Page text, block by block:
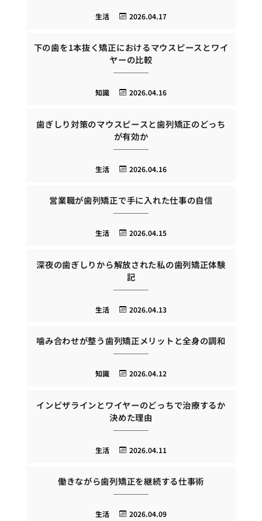
2026.04.17
生活
下の歯を1本抜く矯正におけるマウスピースとワイ
ヤーの比較
2026.04.16
知識
歯ぎしり対策のマウスピースと歯列矯正のどっち
が有効か
2026.04.16
生活
営業職が歯列矯正で手に入れた仕事の自信
2026.04.15
生活
深夜の歯ぎしりから解放された私の歯列矯正体験
記
2026.04.13
生活
噛み合わせが整う歯列矯正メリットと全身の調和
2026.04.12
知識
インビザラインとワイヤーのどっちで治療するか
決めた理由
2026.04.11
生活
働きながら歯列矯正を継続する仕事術
2026.04.09
生活